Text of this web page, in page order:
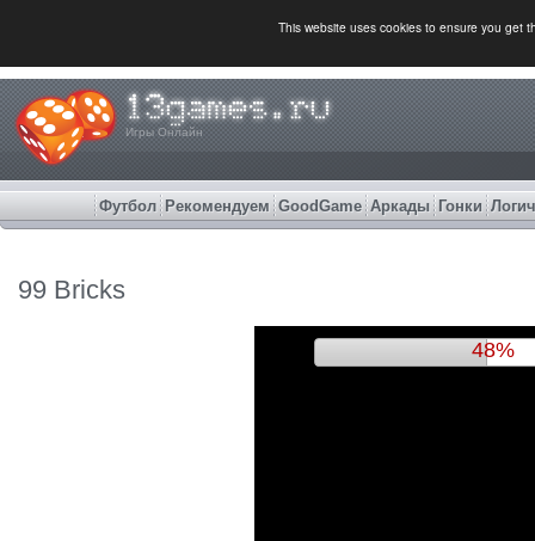
This website uses cookies to ensure you get
Игры Онлайн
Футбол Рекомендуем GoodGame Аркады Гонки
99 Bricks
52%